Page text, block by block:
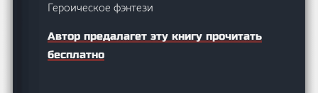
Героическое фэнтези
Автор предалагет эту книгу прочитать
бесплатно